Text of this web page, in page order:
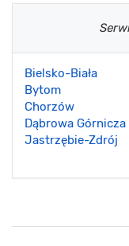
Bielsko-Biała
Bytom
Chorzów
Dąbrowa Górnicza
Jastrzębie-Zdrój